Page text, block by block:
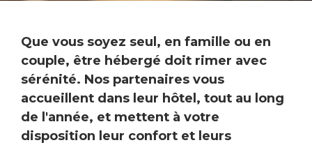
Que vous soyez seul, en famille ou en
couple, être hébergé doit rimer avec
sérénité. Nos partenaires vous
accueillent dans leur hôtel, tout au long
de l'année, et mettent à votre
disposition leur confort et leurs